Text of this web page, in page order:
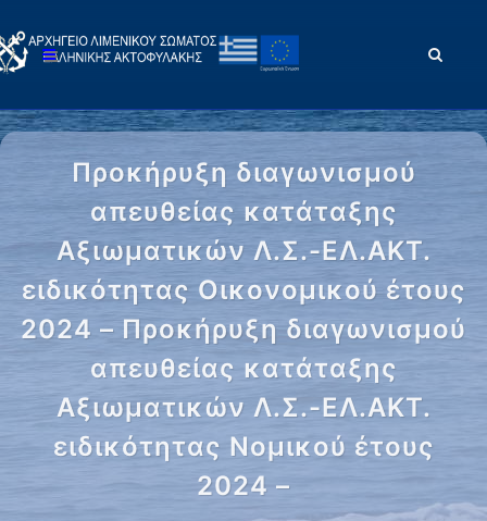
Προκήρυξη διαγωνισμού
απευθείας κατάταξης
Αξιωματικών Λ.Σ.-ΕΛ.ΑΚΤ.
ειδικότητας Οικονομικού έτους
2024 – Προκήρυξη διαγωνισμού
απευθείας κατάταξης
Αξιωματικών Λ.Σ.-ΕΛ.ΑΚΤ.
ειδικότητας Νομικού έτους
2024 –